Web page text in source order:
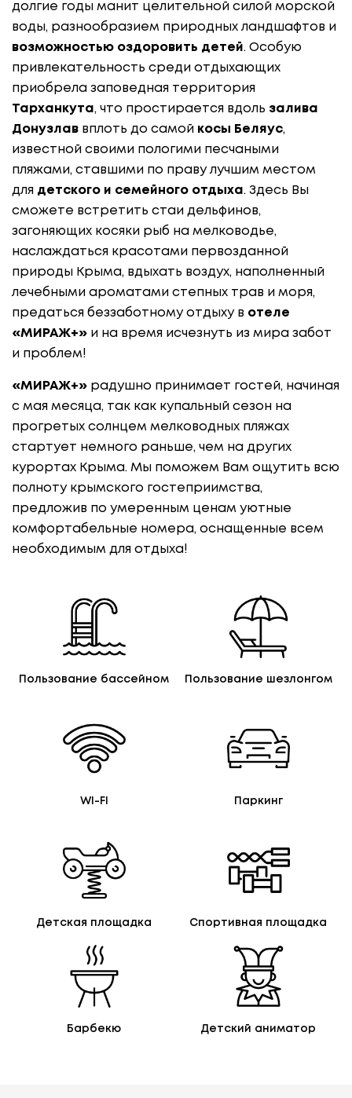
долгие годы манит целительной силой морской
воды, разнообразием природных ландшафтов и
возможностью оздоровить детей. Особую
привлекательность среди отдыхающих
приобрела заповедная территория
Тарханкута, что простирается вдоль залива
Донузлав вплоть до самой косы Беляус,
известной своими пологими песчаными
пляжами, ставшими по праву лучшим местом
для детского и семейного отдыха. Здесь Вы
сможете встретить стаи дельфинов,
загоняющих косяки рыб на мелководье,
наслаждаться красотами первозданной
природы Крыма, вдыхать воздух, наполненный
лечебными ароматами степных трав и моря,
предаться беззаботному отдыху в отеле
«МИРАЖ+» и на время исчезнуть из мира забот
и проблем!
«МИРАЖ+» радушно принимает гостей, начиная
с мая месяца, так как купальный сезон на
прогретых солнцем мелководных пляжах
стартует немного раньше, чем на других
курортах Крыма. Мы поможем Вам ощутить всю
полноту крымского гостеприимства,
предложив по умеренным ценам уютные
комфортабельные номера, оснащенные всем
необходимым для отдыха!
Пользование бассейном Пользование шезлонгом
WI-FI Паркинг
Детская площадка Спортивная площадка
Барбекю Детский аниматор